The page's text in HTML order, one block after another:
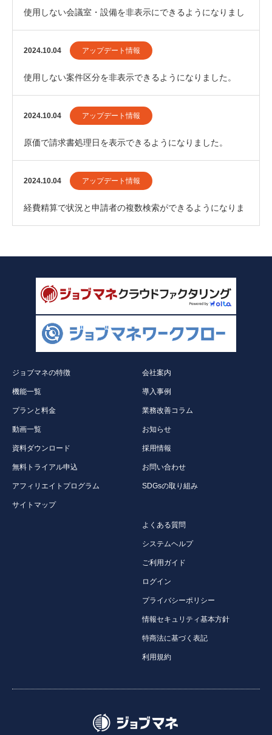
使用しない会議室・設備を非表示にできるようになりまし
た。
2024.10.04 アップデート情報
使用しない案件区分を非表示できるようになりました。
2024.10.04 アップデート情報
原価で請求書処理日を表示できるようになりました。
2024.10.04 アップデート情報
経費精算で状況と申請者の複数検索ができるようになりま
ジョブマネの特徴
機能一覧
プランと料金
動画一覧
資料ダウンロード
無料トライアル申込
アフィリエイトプログラム
サイトマップ
会社案内
導入事例
業務改善コラム
お知らせ
採用情報
お問い合わせ
SDGsの取り組み
よくある質問
システムヘルプ
ご利用ガイド
ログイン
プライバシーポリシー
情報セキュリティ基本方針
特商法に基づく表記
利用規約